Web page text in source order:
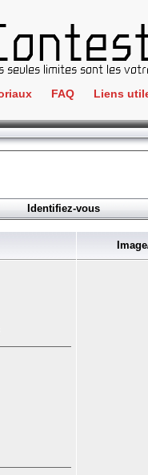
FAQ Liens
IRC
Identifiez-vous